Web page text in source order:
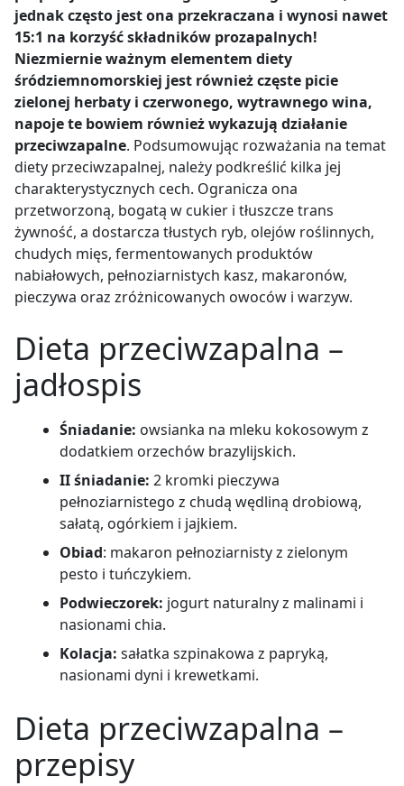
jednak często jest ona przekraczana i wynosi nawet
15:1 na korzyść składników prozapalnych!
Niezmiernie ważnym elementem diety
śródziemnomorskiej jest również częste picie
zielonej herbaty i czerwonego, wytrawnego wina,
napoje te bowiem również wykazują działanie
przeciwzapalne. Podsumowując rozważania na temat
diety przeciwzapalnej, należy podkreślić kilka jej
charakterystycznych cech. Ogranicza ona
przetworzoną, bogatą w cukier i tłuszcze trans
żywność, a dostarcza tłustych ryb, olejów roślinnych,
chudych mięs, fermentowanych produktów
nabiałowych, pełnoziarnistych kasz, makaronów,
pieczywa oraz zróżnicowanych owoców i warzyw.
Dieta przeciwzapalna –
jadłospis
Śniadanie: owsianka na mleku kokosowym z
dodatkiem orzechów brazylijskich.
II śniadanie: 2 kromki pieczywa
pełnoziarnistego z chudą wędliną drobiową,
sałatą, ogórkiem i jajkiem.
Obiad: makaron pełnoziarnisty z zielonym
pesto i tuńczykiem.
Podwieczorek: jogurt naturalny z malinami i
nasionami chia.
Kolacja: sałatka szpinakowa z papryką,
nasionami dyni i krewetkami.
Dieta przeciwzapalna –
przepisy